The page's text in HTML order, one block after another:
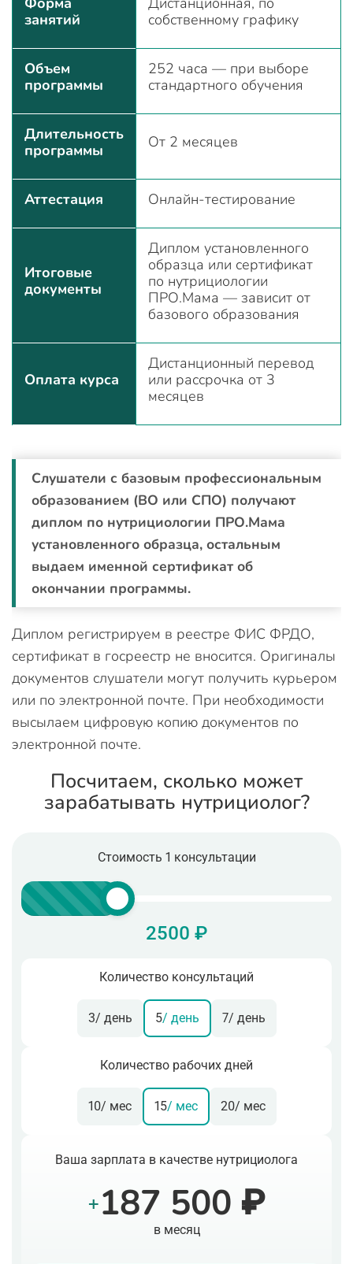
занятий
собственному графику
Объем
программы
252 часа — при выборе
стандартного обучения
Длительность
программы
От 2 месяцев
Аттестация Онлайн-тестирование
Итоговые
документы
Диплом установленного
образца или сертификат
по нутрициологии
ПРО.Мама — зависит от
базового образования
Оплата курса
Дистанционный перевод
или рассрочка от 3
месяцев
Слушатели с базовым профессиональным
образованием (ВО или СПО) получают
диплом по нутрициологии ПРО.Мама
установленного образца, остальным
выдаем именной сертификат об
окончании программы.
Диплом регистрируем в реестре ФИС ФРДО,
сертификат в госреестр не вносится. Оригиналы
документов слушатели могут получить курьером
или по электронной почте. При необходимости
высылаем цифровую копию документов по
электронной почте.
Посчитаем, сколько может
зарабатывать нутрициолог?
Стоимость 1 консультации
2500 ₽
Количество консультаций
3/ день 5/ день 7/ день
Количество рабочих дней
10/ мес 15/ мес 20/ мес
Ваша зарплата в качестве нутрициолога
+187 500 ₽
в месяц